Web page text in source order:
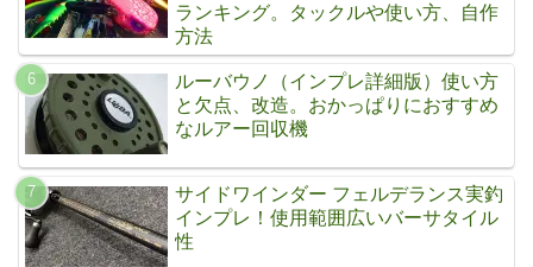
ランキング。タックルや使い方、自作
方法
ルーバウノ（インプレ詳細版）使い方
と欠点、改造。おかっぱりにおすすめ
なルアー回収機
サイドワインダー フェルデランス実釣
インプレ！使用範囲広いバーサタイル
性